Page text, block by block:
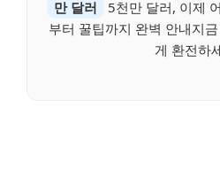
만 달러
5천만 달러, 이제
부터 꿀팁까지 완벽 안내지
게 환전하